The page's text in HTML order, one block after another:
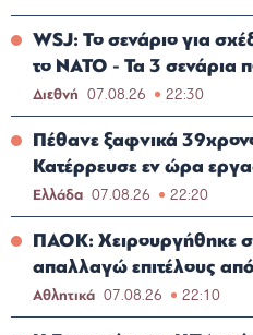
WSJ: Το σενάριο για
το ΝΑΤΟ - Τα 3 σενάρια
Διεθνή 07.08.26 22:30
Πέθανε ξαφνικά
Κατέρρευσε εν ώρα
Ελλάδα 07.08.26 22:20
ΠΑΟΚ: Χειρουργήθηκε
απαλλαγώ επιτέλους
Αθλητικά 07.08.26 22:10